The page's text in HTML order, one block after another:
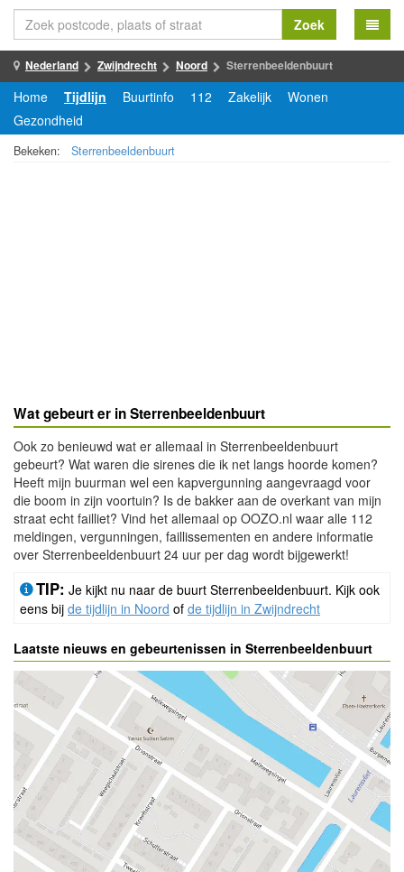
Zoek
Nederland Zwijndrecht Noord Sterrenbeeldenbuurt
Home Tijdlijn Buurtinfo 112 Zakelijk
Wonen
Gezondheid
Bekeken: Sterrenbeeldenbuurt
Wat gebeurt er in Sterrenbeeldenbuurt
Ook zo benieuwd wat er allemaal in Sterrenbeeldenbuurt
gebeurt? Wat waren die sirenes die ik net langs hoorde komen?
Heeft mijn buurman wel een kapvergunning aangevraagd voor
die boom in zijn voortuin? Is de bakker aan de overkant van mijn
straat echt failliet? Vind het allemaal op OOZO.nl waar alle 112
meldingen, vergunningen, faillissementen en andere informatie
over Sterrenbeeldenbuurt 24 uur per dag wordt bijgewerkt!
TIP: Je kijkt nu naar de buurt Sterrenbeeldenbuurt. Kijk ook
eens bij de tijdlijn in Noord of de tijdlijn in Zwijndrecht
Laatste nieuws en gebeurtenissen in Sterrenbeeldenbuurt